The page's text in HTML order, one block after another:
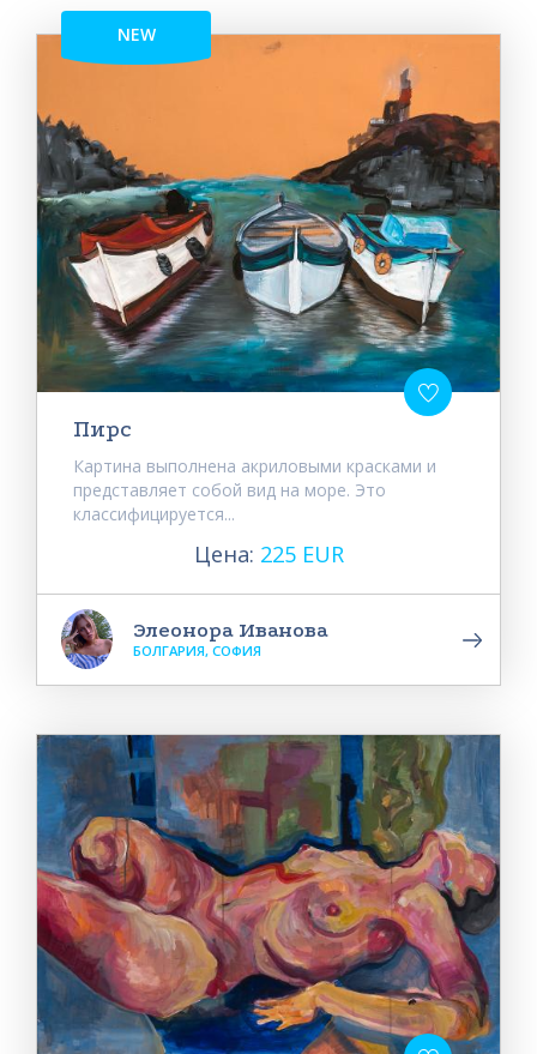
NEW
Пирс
Картина выполнена акриловыми красками и
представляет собой вид на море. Это
классифицируется...
Цена: 225 EUR
Элеонора Иванова
БОЛГАРИЯ, СОФИЯ